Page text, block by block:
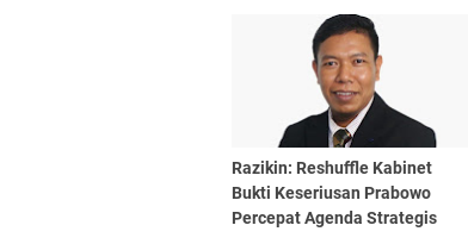
Razikin: Reshuffle Kabinet
Bukti Keseriusan Prabowo
Percepat Agenda Strategis